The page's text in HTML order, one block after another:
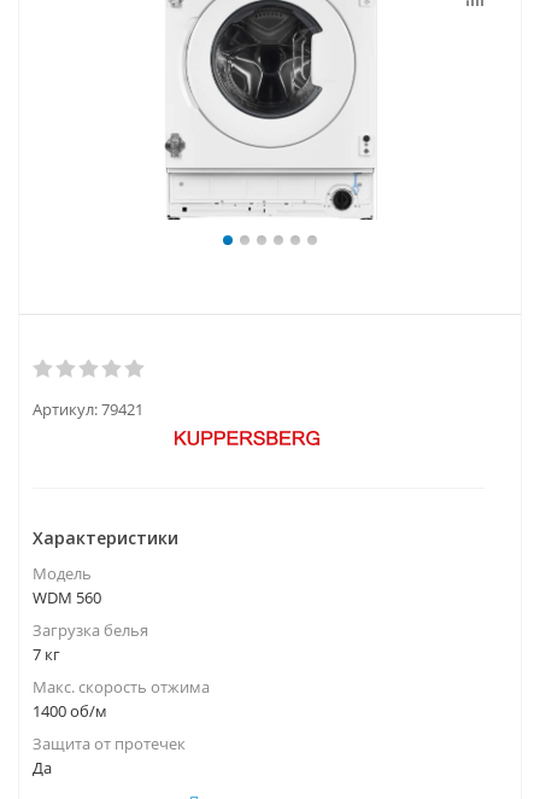
Артикул:79421
Характеристики
Модель
WDM 560
Загрузка белья
7 кг
Макс. скорость отжима
1400 об/м
Защита от протечек
Да